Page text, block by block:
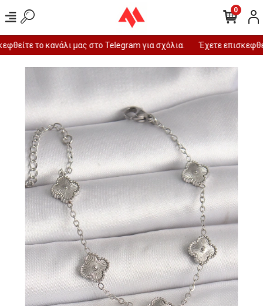
το κανάλι μας στο Telegram για σχόλια. Έχετε
0